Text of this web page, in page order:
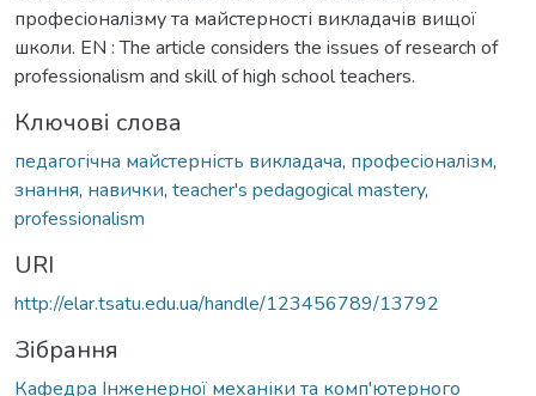
професіоналізму та майстерності викладачів вищої
школи. EN : The article considers the issues of research of
professionalism and skill of high school teachers.
Ключові слова
педагогічна майстерність викладача, професіоналізм,
знання, навички, teacher's pedagogical mastery,
professionalism
URI
http://elar.tsatu.edu.ua/handle/123456789/13792
Зібрання
Кафедра Інженерної механіки та комп'ютерного